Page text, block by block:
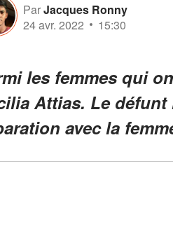
ParJacques Ronny
24 avr. 2022
15:30
les femmes qui
Attias. Le
avec la